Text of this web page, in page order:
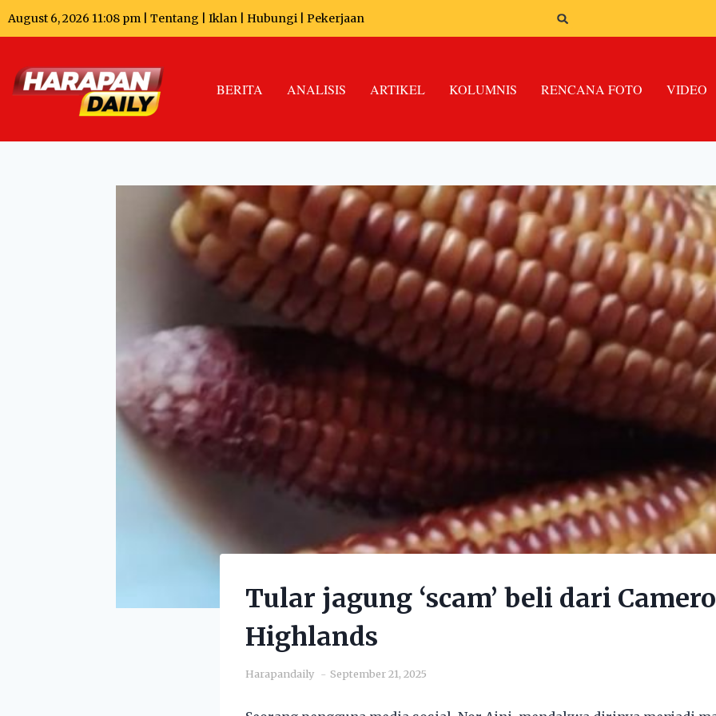
August 6, 2026 11:08 pm | Tentang Iklan Hubungi Pekerjaan
BERITA ANALISIS ARTIKEL KOLUMNIS RENCANA FOTO VIDEO
Tular jagung ‘scam’ beli dari
Highlands
Harapandaily September 21, 2025